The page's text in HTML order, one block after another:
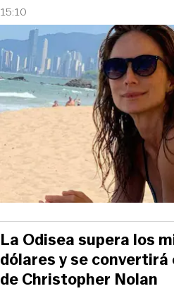
15:10
La Odisea supera los
dólares y se
de Christopher Nolan